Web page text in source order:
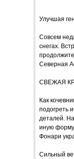
Улучшая
Совсем
снегах.
Северная
СВЕЖАЯ
Как
подогреть
деталей.
иную
Фонари
Сильный